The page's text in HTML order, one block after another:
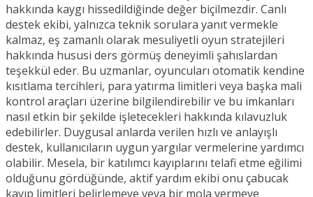
hakkında kaygı hissedildiğinde değer biçilmezdir. Canlı
destek ekibi, yalnızca teknik sorulara yanıt vermekle
kalmaz, eş zamanlı olarak mesuliyetli oyun stratejileri
hakkında hususi ders görmüş deneyimli şahıslardan
teşekkül eder. Bu uzmanlar, oyuncuları otomatik kendine
kısıtlama tercihleri, para yatırma limitleri veya başka mali
kontrol araçları üzerine bilgilendirebilir ve bu imkanları
nasıl etkin bir şekilde işletecekleri hakkında kılavuzluk
edebilirler. Duygusal anlarda verilen hızlı ve anlayışlı
destek, kullanıcıların uygun yargılar vermelerine yardımcı
olabilir. Mesela, bir katılımcı kayıplarını telafi etme eğilimi
olduğunu gördüğünde, aktif yardım ekibi onu çabucak
kayıp limitleri belirlemeye veya bir mola vermeye